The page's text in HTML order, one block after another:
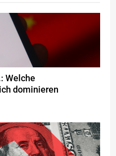
Welche
dominieren